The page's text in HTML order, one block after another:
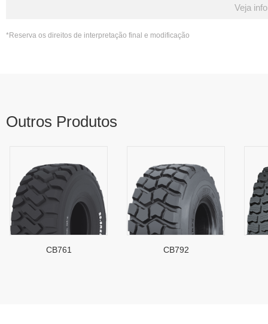
Veja
*Reserva os direitos de interpretação final e modificação
Outros Produtos
CB761 CB792